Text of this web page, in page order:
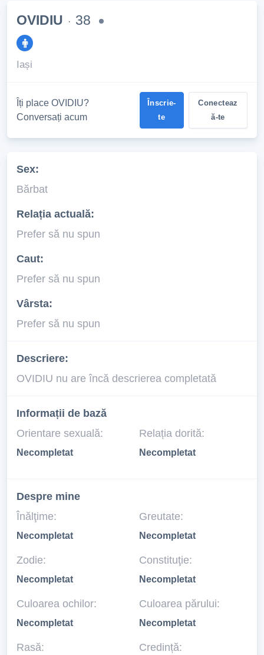
OVIDIU · 38
Iași
Îți place OVIDIU?
Conversați acum
Înscrie-
te
Conecteaz
ă-te
Sex:
Bărbat
Relația actuală:
Prefer să nu spun
Caut:
Prefer să nu spun
Vârsta:
Prefer să nu spun
Descriere:
OVIDIU nu are încă descrierea completată
Informații de bază
Orientare sexuală:
Necompletat
Relația dorită:
Necompletat
Despre mine
Înălţime:
Necompletat
Greutate:
Necompletat
Zodie:
Necompletat
Constituţie:
Necompletat
Culoarea ochilor:
Necompletat
Culoarea părului:
Necompletat
Rasă: Credință: